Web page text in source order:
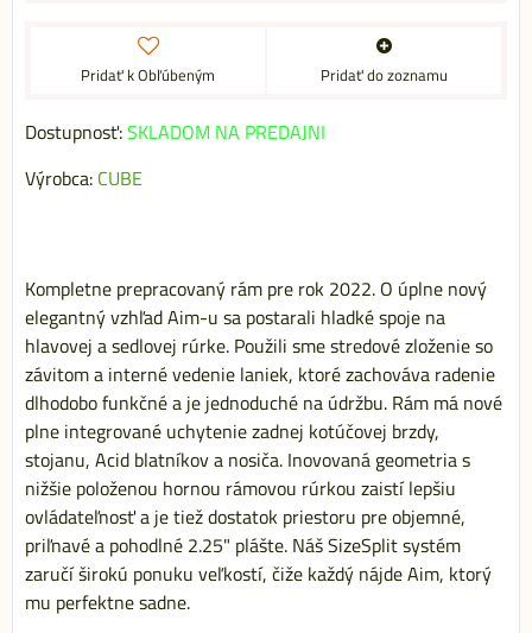
Pridať k Obľúbeným Pridať do zoznamu
Dostupnosť:SKLADOM NA PREDAJNI
Výrobca: CUBE
Kompletne prepracovaný rám pre rok 2022. O úplne nový
elegantný vzhľad Aim-u sa postarali hladké spoje na
hlavovej a sedlovej rúrke. Použili sme stredové zloženie so
závitom a interné vedenie laniek, ktoré zachováva radenie
dlhodobo funkčné a je jednoduché na údržbu. Rám má nové
plne integrované uchytenie zadnej kotúčovej brzdy,
stojanu, Acid blatníkov a nosiča. Inovovaná geometria s
nižšie položenou hornou rámovou rúrkou zaistí lepšiu
ovládateľnosť a je tiež dostatok priestoru pre objemné,
priľnavé a pohodlné 2.25" plášte. Náš SizeSplit systém
zaručí širokú ponuku veľkostí, čiže každý nájde Aim, ktorý
mu perfektne sadne.